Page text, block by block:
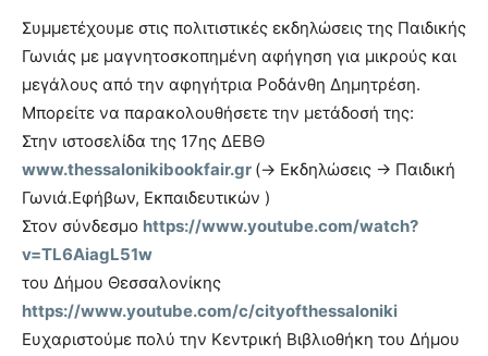
Συμμετέχουμε στις πολιτιστικές εκδηλώσεις της Παιδικής
Γωνιάς με μαγνητοσκοπημένη αφήγηση για μικρούς και
μεγάλους από την αφηγήτρια Ροδάνθη Δημητρέση.
Μπορείτε να παρακολουθήσετε την μετάδοσή της:
Στην ιστοσελίδα της 17ης ΔΕΒΘ
www.thessalonikibookfair.gr (→ Εκδηλώσεις → Παιδική
Γωνιά.Εφήβων, Εκπαιδευτικών )
Στον σύνδεσμο https://www.youtube.com/watch?
v=TL6AiagL51w
του Δήμου Θεσσαλονίκης
https://www.youtube.com/c/cityofthessaloniki
Ευχαριστούμε πολύ την Κεντρική Βιβλιοθήκη του Δήμου